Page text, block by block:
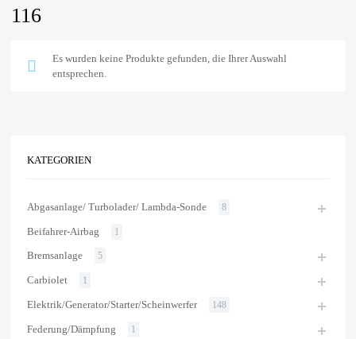
116
Es wurden keine Produkte gefunden, die Ihrer Auswahl
entsprechen.
KATEGORIEN
Abgasanlage/ Turbolader/ Lambda-Sonde 8
Beifahrer-Airbag 1
Bremsanlage 5
Carbiolet 1
Elektrik/Generator/Starter/Scheinwerfer 148
Federung/Dämpfung 1